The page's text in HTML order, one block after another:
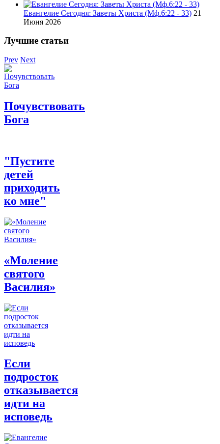
Евангелие Сегодня: Заветы Христа (Мф.6:22 - 33) 21
Июня 2026
Лучшие статьи
Prev Next
Почувствовать
Бога
"Пустите
детей
приходить
ко мне"
«Моление
святого
Василия»
Если
подросток
отказывается
идти на
исповедь